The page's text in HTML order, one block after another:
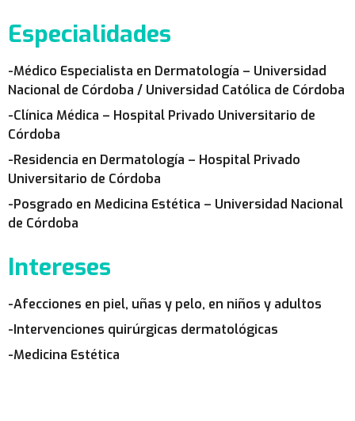
Especialidades
-Médico Especialista en Dermatología – Universidad
Nacional de Córdoba / Universidad Católica de Córdoba
-Clínica Médica – Hospital Privado Universitario de
Córdoba
-Residencia en Dermatología – Hospital Privado
Universitario de Córdoba
-Posgrado en Medicina Estética – Universidad Nacional
de Córdoba
Intereses
-Afecciones en piel, uñas y pelo, en niños y adultos
-Intervenciones quirúrgicas dermatológicas
-Medicina Estética